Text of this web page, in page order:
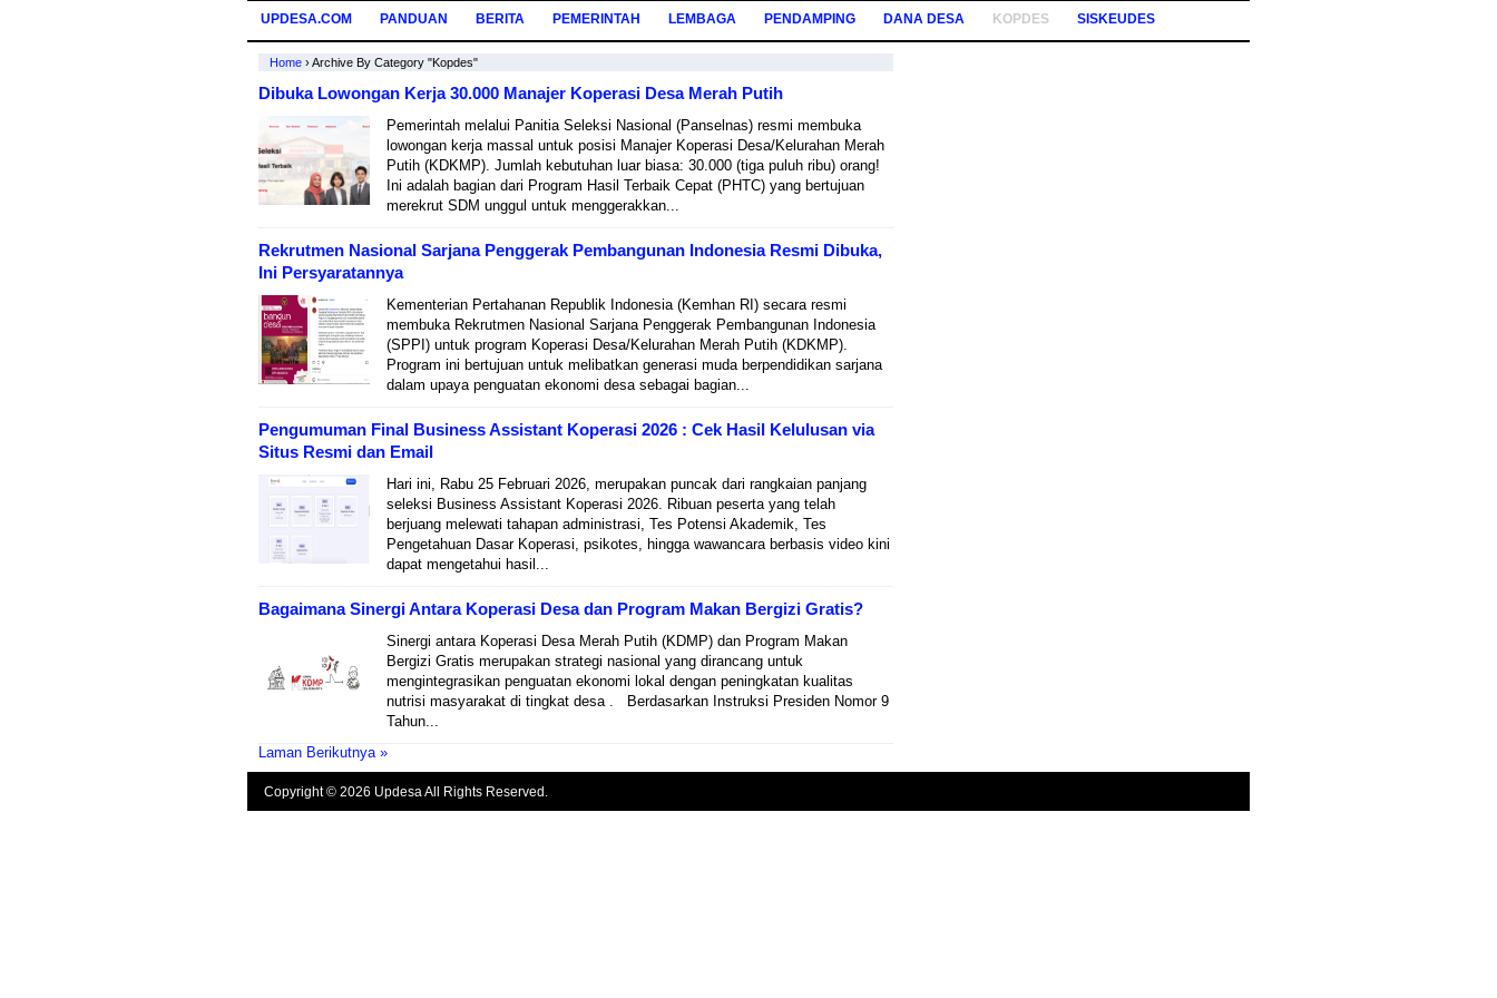
UPDESA.COM PANDUAN BERITA PEMERINTAH LEMBAGA PENDAMPING DANA DESA KOPDES SISKEUDES
Home ›Archive By Category "Kopdes"
Dibuka Lowongan Kerja 30.000 Manajer Koperasi Desa Merah Putih
Pemerintah melalui Panitia Seleksi Nasional (Panselnas) resmi membuka
lowongan kerja massal untuk posisi Manajer Koperasi Desa/Kelurahan Merah
Putih (KDKMP). Jumlah kebutuhan luar biasa: 30.000 (tiga puluh ribu) orang!
Ini adalah bagian dari Program Hasil Terbaik Cepat (PHTC) yang bertujuan
merekrut SDM unggul untuk menggerakkan...
Rekrutmen Nasional Sarjana Penggerak Pembangunan Indonesia Resmi Dibuka,
Ini Persyaratannya
Kementerian Pertahanan Republik Indonesia (Kemhan RI) secara resmi
membuka Rekrutmen Nasional Sarjana Penggerak Pembangunan Indonesia
(SPPI) untuk program Koperasi Desa/Kelurahan Merah Putih (KDKMP).
Program ini bertujuan untuk melibatkan generasi muda berpendidikan sarjana
dalam upaya penguatan ekonomi desa sebagai bagian...
Pengumuman Final Business Assistant Koperasi 2026 : Cek Hasil Kelulusan via
Situs Resmi dan Email
Hari ini, Rabu 25 Februari 2026, merupakan puncak dari rangkaian panjang
seleksi Business Assistant Koperasi 2026. Ribuan peserta yang telah
berjuang melewati tahapan administrasi, Tes Potensi Akademik, Tes
Pengetahuan Dasar Koperasi, psikotes, hingga wawancara berbasis video kini
dapat mengetahui hasil...
Bagaimana Sinergi Antara Koperasi Desa dan Program Makan Bergizi Gratis?
Sinergi antara Koperasi Desa Merah Putih (KDMP) dan Program Makan
Bergizi Gratis merupakan strategi nasional yang dirancang untuk
mengintegrasikan penguatan ekonomi lokal dengan peningkatan kualitas
nutrisi masyarakat di tingkat desa . Berdasarkan Instruksi Presiden Nomor 9
Tahun...
Laman Berikutnya »
Copyright © 2026 Updesa All Rights Reserved.